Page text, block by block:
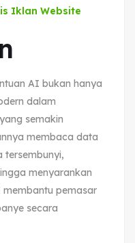
Iklan Website
AI bukan hanya
dalam
semakin
membaca data
tersembunyi,
menyarankan
pemasar
secara